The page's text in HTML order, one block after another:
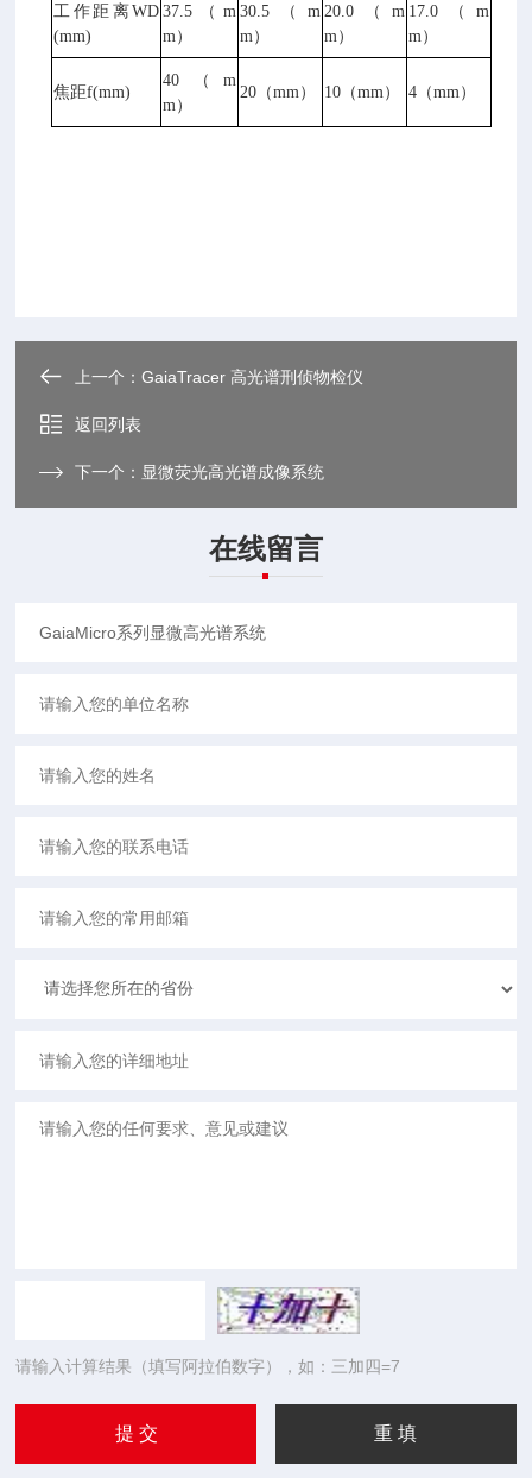
工作距离WD
(mm)
37.5（m
m）
30.5（m
m）
20.0（m
m）
17.0（m
m）
焦距f(mm)
40（m
m）
20（mm） 10（mm） 4（mm）
上一个：GaiaTracer 高光谱刑侦物检仪
返回列表
下一个： 显微荧光高光谱成像系统
在线留言
请输入计算结果（填写阿拉伯数字），如：三加四=7